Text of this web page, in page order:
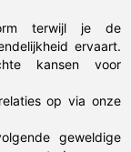
terwijl je de
ervaart.
kansen voor
op via onze
geweldige